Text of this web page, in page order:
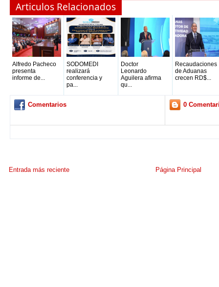
Articulos Relacionados
Alfredo Pacheco
presenta
informe de...
SODOMEDI
realizará
conferencia y
pa...
Doctor
Leonardo
Aguilera afirma
qu...
Recaudaciones
de Aduanas
crecen RD$...
Comentarios 0
Entrada más reciente Página Principal